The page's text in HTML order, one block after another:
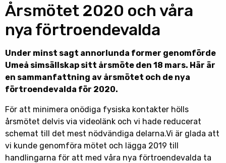
Årsmötet 2020 och våra
nya förtroendevalda
Under minst sagt annorlunda former genomförde
Umeå simsällskap sitt årsmöte den 18 mars. Här är
en sammanfattning av årsmötet och de nya
förtroendevalda för 2020.
För att minimera onödiga fysiska kontakter hölls
årsmötet delvis via videolänk och vi hade reducerat
schemat till det mest nödvändiga delarna.Vi är glada att
vi kunde genomföra mötet och lägga 2019 till
handlingarna för att med våra nya förtroendevalda ta